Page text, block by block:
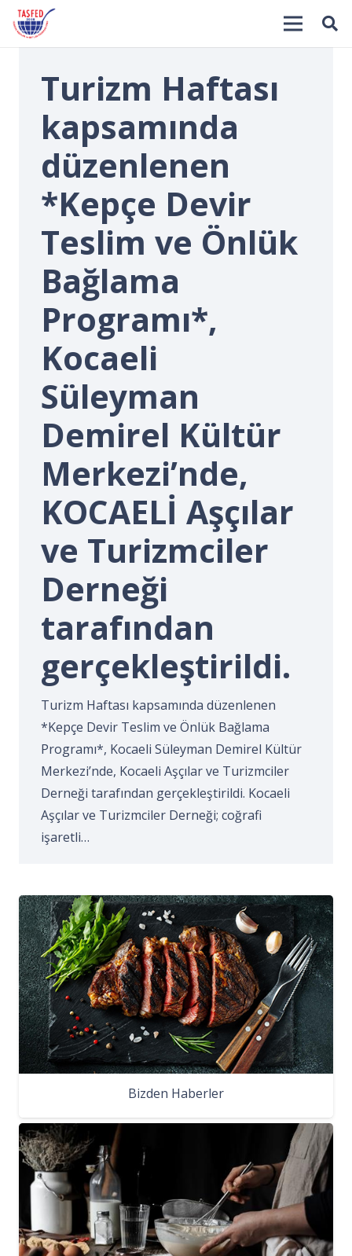
Turizm Haftası
kapsamında
düzenlenen
*Kepçe Devir
Teslim ve Önlük
Bağlama
Programı*,
Kocaeli
Süleyman
Demirel Kültür
Merkezi’nde,
KOCAELİ Aşçılar
ve Turizmciler
Derneği
tarafından
gerçekleştirildi.
Turizm Haftası kapsamında düzenlenen
*Kepçe Devir Teslim ve Önlük Bağlama
Programı*, Kocaeli Süleyman Demirel Kültür
Merkezi’nde, Kocaeli Aşçılar ve Turizmciler
Derneği tarafından gerçekleştirildi. Kocaeli
Aşçılar ve Turizmciler Derneği; coğrafi
işaretli…
Bizden Haberler